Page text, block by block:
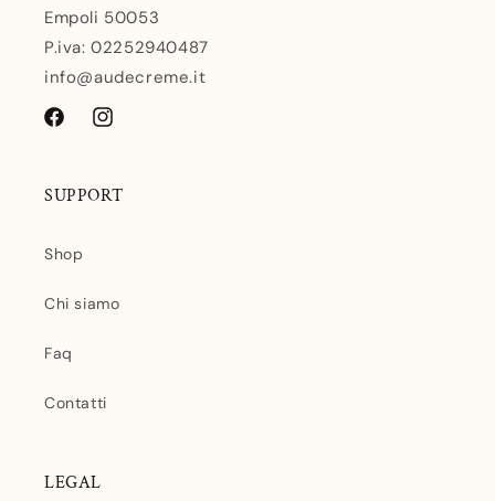
Empoli 50053
P.iva: 02252940487
info@audecreme.it
FacebookInstagram
SUPPORT
Shop
Chi siamo
Faq
Contatti
LEGAL